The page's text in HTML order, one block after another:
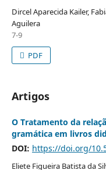
Dircel Aparecida Kailer,
Aguilera
7-9
PDF
Artigos
O Tratamento da
gramática em livros
DOI: https://doi.org/
Eliete Figueira Batista da